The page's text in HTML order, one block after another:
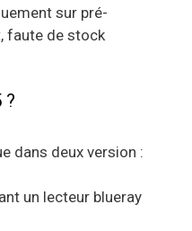
sur pré-
faute de stock
?
dans deux version :
un lecteur blueray